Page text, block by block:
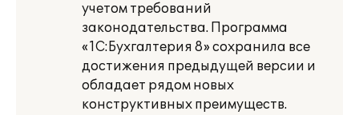
учетом требований
законодательства. Программа
«1С:Бухгалтерия 8» сохранила все
достижения предыдущей версии и
обладает рядом новых
конструктивных преимуществ.